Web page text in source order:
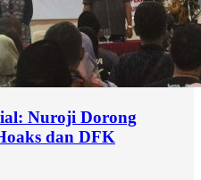
Nuroji Dorong
dan DFK